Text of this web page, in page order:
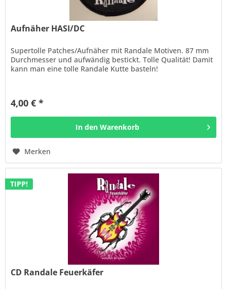
Aufnäher HASI/DC
Supertolle Patches/Aufnäher mit Randale Motiven. 87 mm
Durchmesser und aufwändig bestickt. Tolle Qualität! Damit
kann man eine tolle Randale Kutte basteln!
4,00 € *
In den Warenkorb
Merken
TIPP!
CD Randale Feuerkäfer